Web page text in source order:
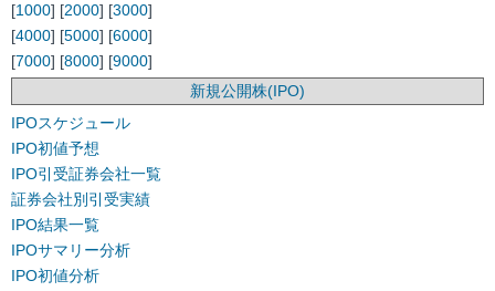
[1000] [2000] [3000]
[4000] [5000] [6000]
[7000] [8000] [9000]
新規公開株(IPO)
IPOスケジュール
IPO初値予想
IPO引受証券会社一覧
証券会社別引受実績
IPO結果一覧
IPOサマリー分析
IPO初値分析